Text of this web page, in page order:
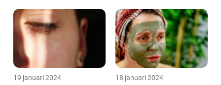
19 januari 2024 18 januari 2024